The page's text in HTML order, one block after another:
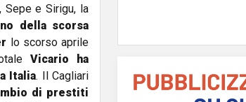
e Sirigu, la
della scorsa
lo scorso aprile
Vicario ha
Italia. Il Cagliari
di prestiti